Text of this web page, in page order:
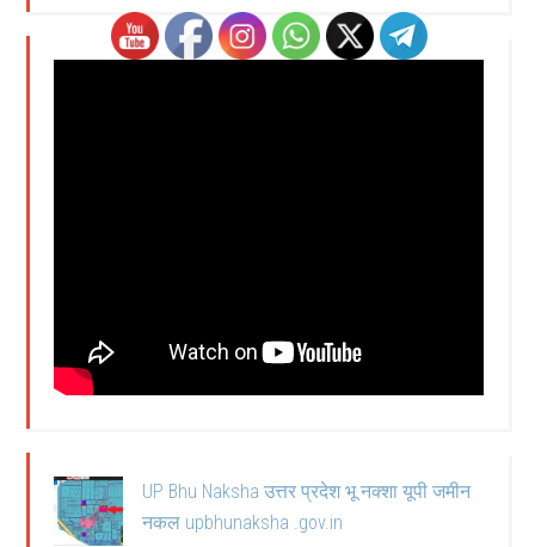
UP Bhu Naksha उत्तर प्रदेश भू नक्शा यूपी जमीन
नकल upbhunaksha .gov.in